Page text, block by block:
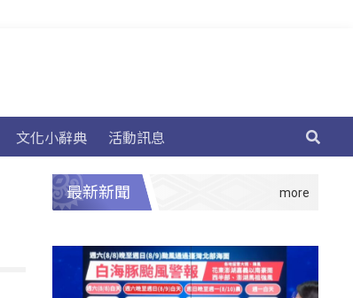
文化小辭典 活動訊息
最新新聞